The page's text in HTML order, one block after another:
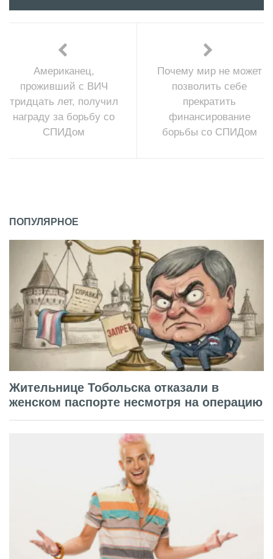
Американец,
проживший с ВИЧ
тридцать лет, получил
награду за борьбу со
СПИДом
Почему мир не может
позволить себе
прекратить
финансирование
борьбы со СПИДом
ПОПУЛЯРНОЕ
Жительнице Тобольска отказали в
женском паспорте несмотря на операцию